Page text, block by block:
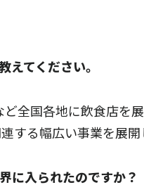
えてください。
全国各地に飲食店を
する幅広い事業を展開
に入られたのですか？